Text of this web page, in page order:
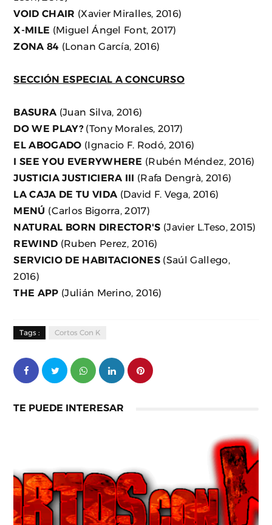
VOID CHAIR (Xavier Miralles, 2016)
X-MILE (Miguel Ángel Font, 2017)
ZONA 84 (Lonan García, 2016)
SECCIÓN ESPECIAL A CONCURSO
BASURA (Juan Silva, 2016)
DO WE PLAY? (Tony Morales, 2017)
EL ABOGADO (Ignacio F. Rodó, 2016)
I SEE YOU EVERYWHERE (Rubén Méndez, 2016)
JUSTICIA JUSTICIERA III (Rafa Dengrà, 2016)
LA CAJA DE TU VIDA (David F. Vega, 2016)
MENÚ (Carlos Bigorra, 2017)
NATURAL BORN DIRECTOR'S (Javier L.Teso, 2015)
REWIND (Ruben Perez, 2016)
SERVICIO DE HABITACIONES (Saúl Gallego,
2016)
THE APP (Julián Merino, 2016)
Tags : Cortos Con K
TE PUEDE INTERESAR